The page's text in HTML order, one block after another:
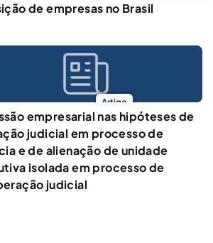
de empresas no Brasil
Artigo
empresarial nas hipóteses de
judicial em processo de
e de alienação de unidade
isolada em processo de
judicial